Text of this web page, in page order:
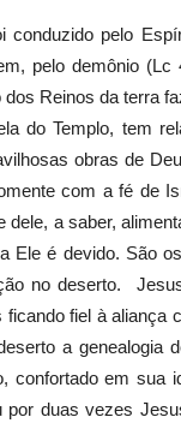
conduzido pelo
pelo demônio
Reinos da terra
do Templo, tem
obras de
com a fé de
dele, a saber,
Ele é devido. São
no deserto.
fiel à aliança
a genealogia
confortado em sua
por duas vezes